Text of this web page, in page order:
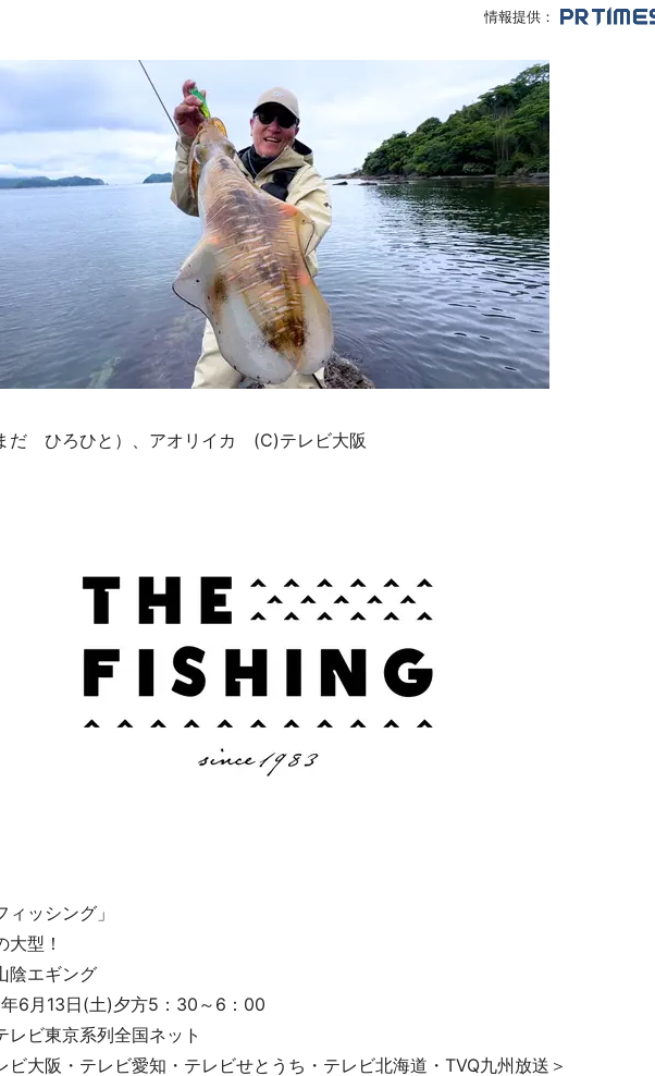
情報提供：
だ ひろひと）、アオリイカ (C)テレビ大阪
ィッシング」
型！
陰エギング
年6月13日(土)夕方5：30～6：00
レビ東京系列全国ネット
ビ大阪・テレビ愛知・テレビせとうち・テレビ北海道・TVQ九州放送＞